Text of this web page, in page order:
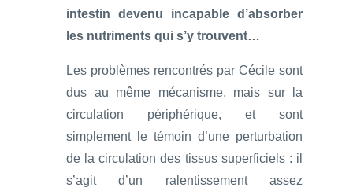
intestin devenu incapable d’absorber
les nutriments qui s’y trouvent…
Les problèmes rencontrés par Cécile sont
dus au même mécanisme, mais sur la
circulation périphérique, et sont
simplement le témoin d’une perturbation
de la circulation des tissus superficiels : il
s’agit d’un ralentissement assez